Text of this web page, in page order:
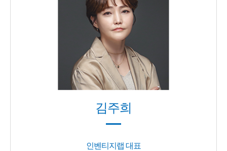
김주희
인벤티지랩 대표